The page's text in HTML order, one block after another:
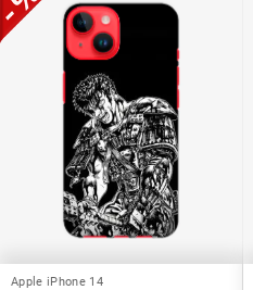
Apple iPhone 14